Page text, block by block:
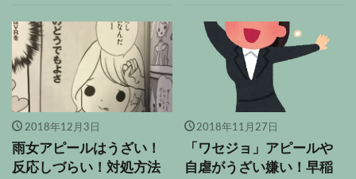
2018年12月3日
雨女アピールはうざい！
反応しづらい！対処方法
2018年11月27日
「ワセジョ」アピールや
自虐がうざい嫌い！早稲